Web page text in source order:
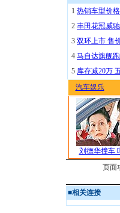
1 热销车型价
2 丰田花冠威
3 双环上市 售
4 马自达旗舰
5 库存减20万
汽车娱乐
刘德华撞车
页面
■相关连接